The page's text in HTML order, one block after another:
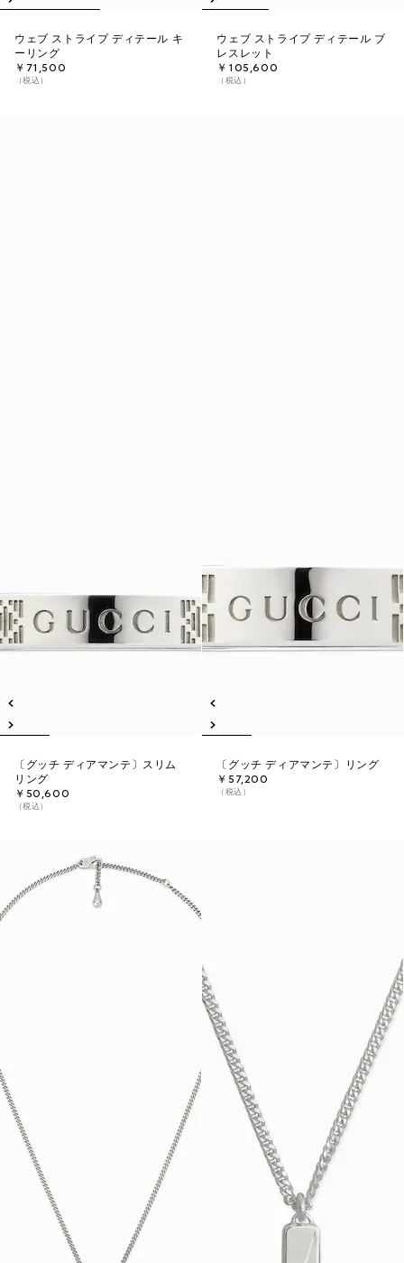
ウェブ ストライプ ディテール キ
ーリング
￥71,500
（税込）
ウェブ ストライプ ディテール ブ
レスレット
￥105,600
（税込）
〔グッチ ディアマンテ〕スリム
リング
￥50,600
（税込）
〔グッチ ディアマンテ〕リング
￥57,200
（税込）